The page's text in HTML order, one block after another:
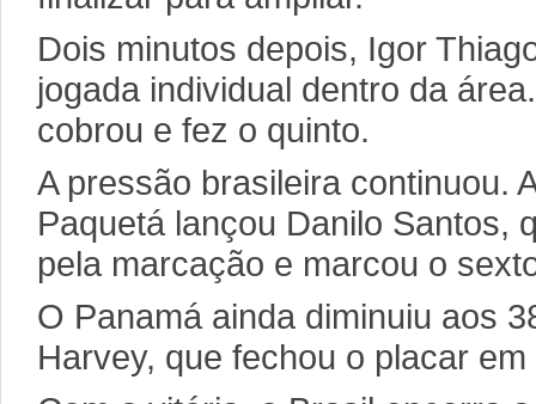
Dois minutos depois, Igor
jogada individual dentro da
cobrou e fez o quinto.
A pressão brasileira continuou.
Paquetá lançou Danilo Santos,
pela marcação e marcou o
O Panamá ainda diminuiu aos
Harvey, que fechou o placar em